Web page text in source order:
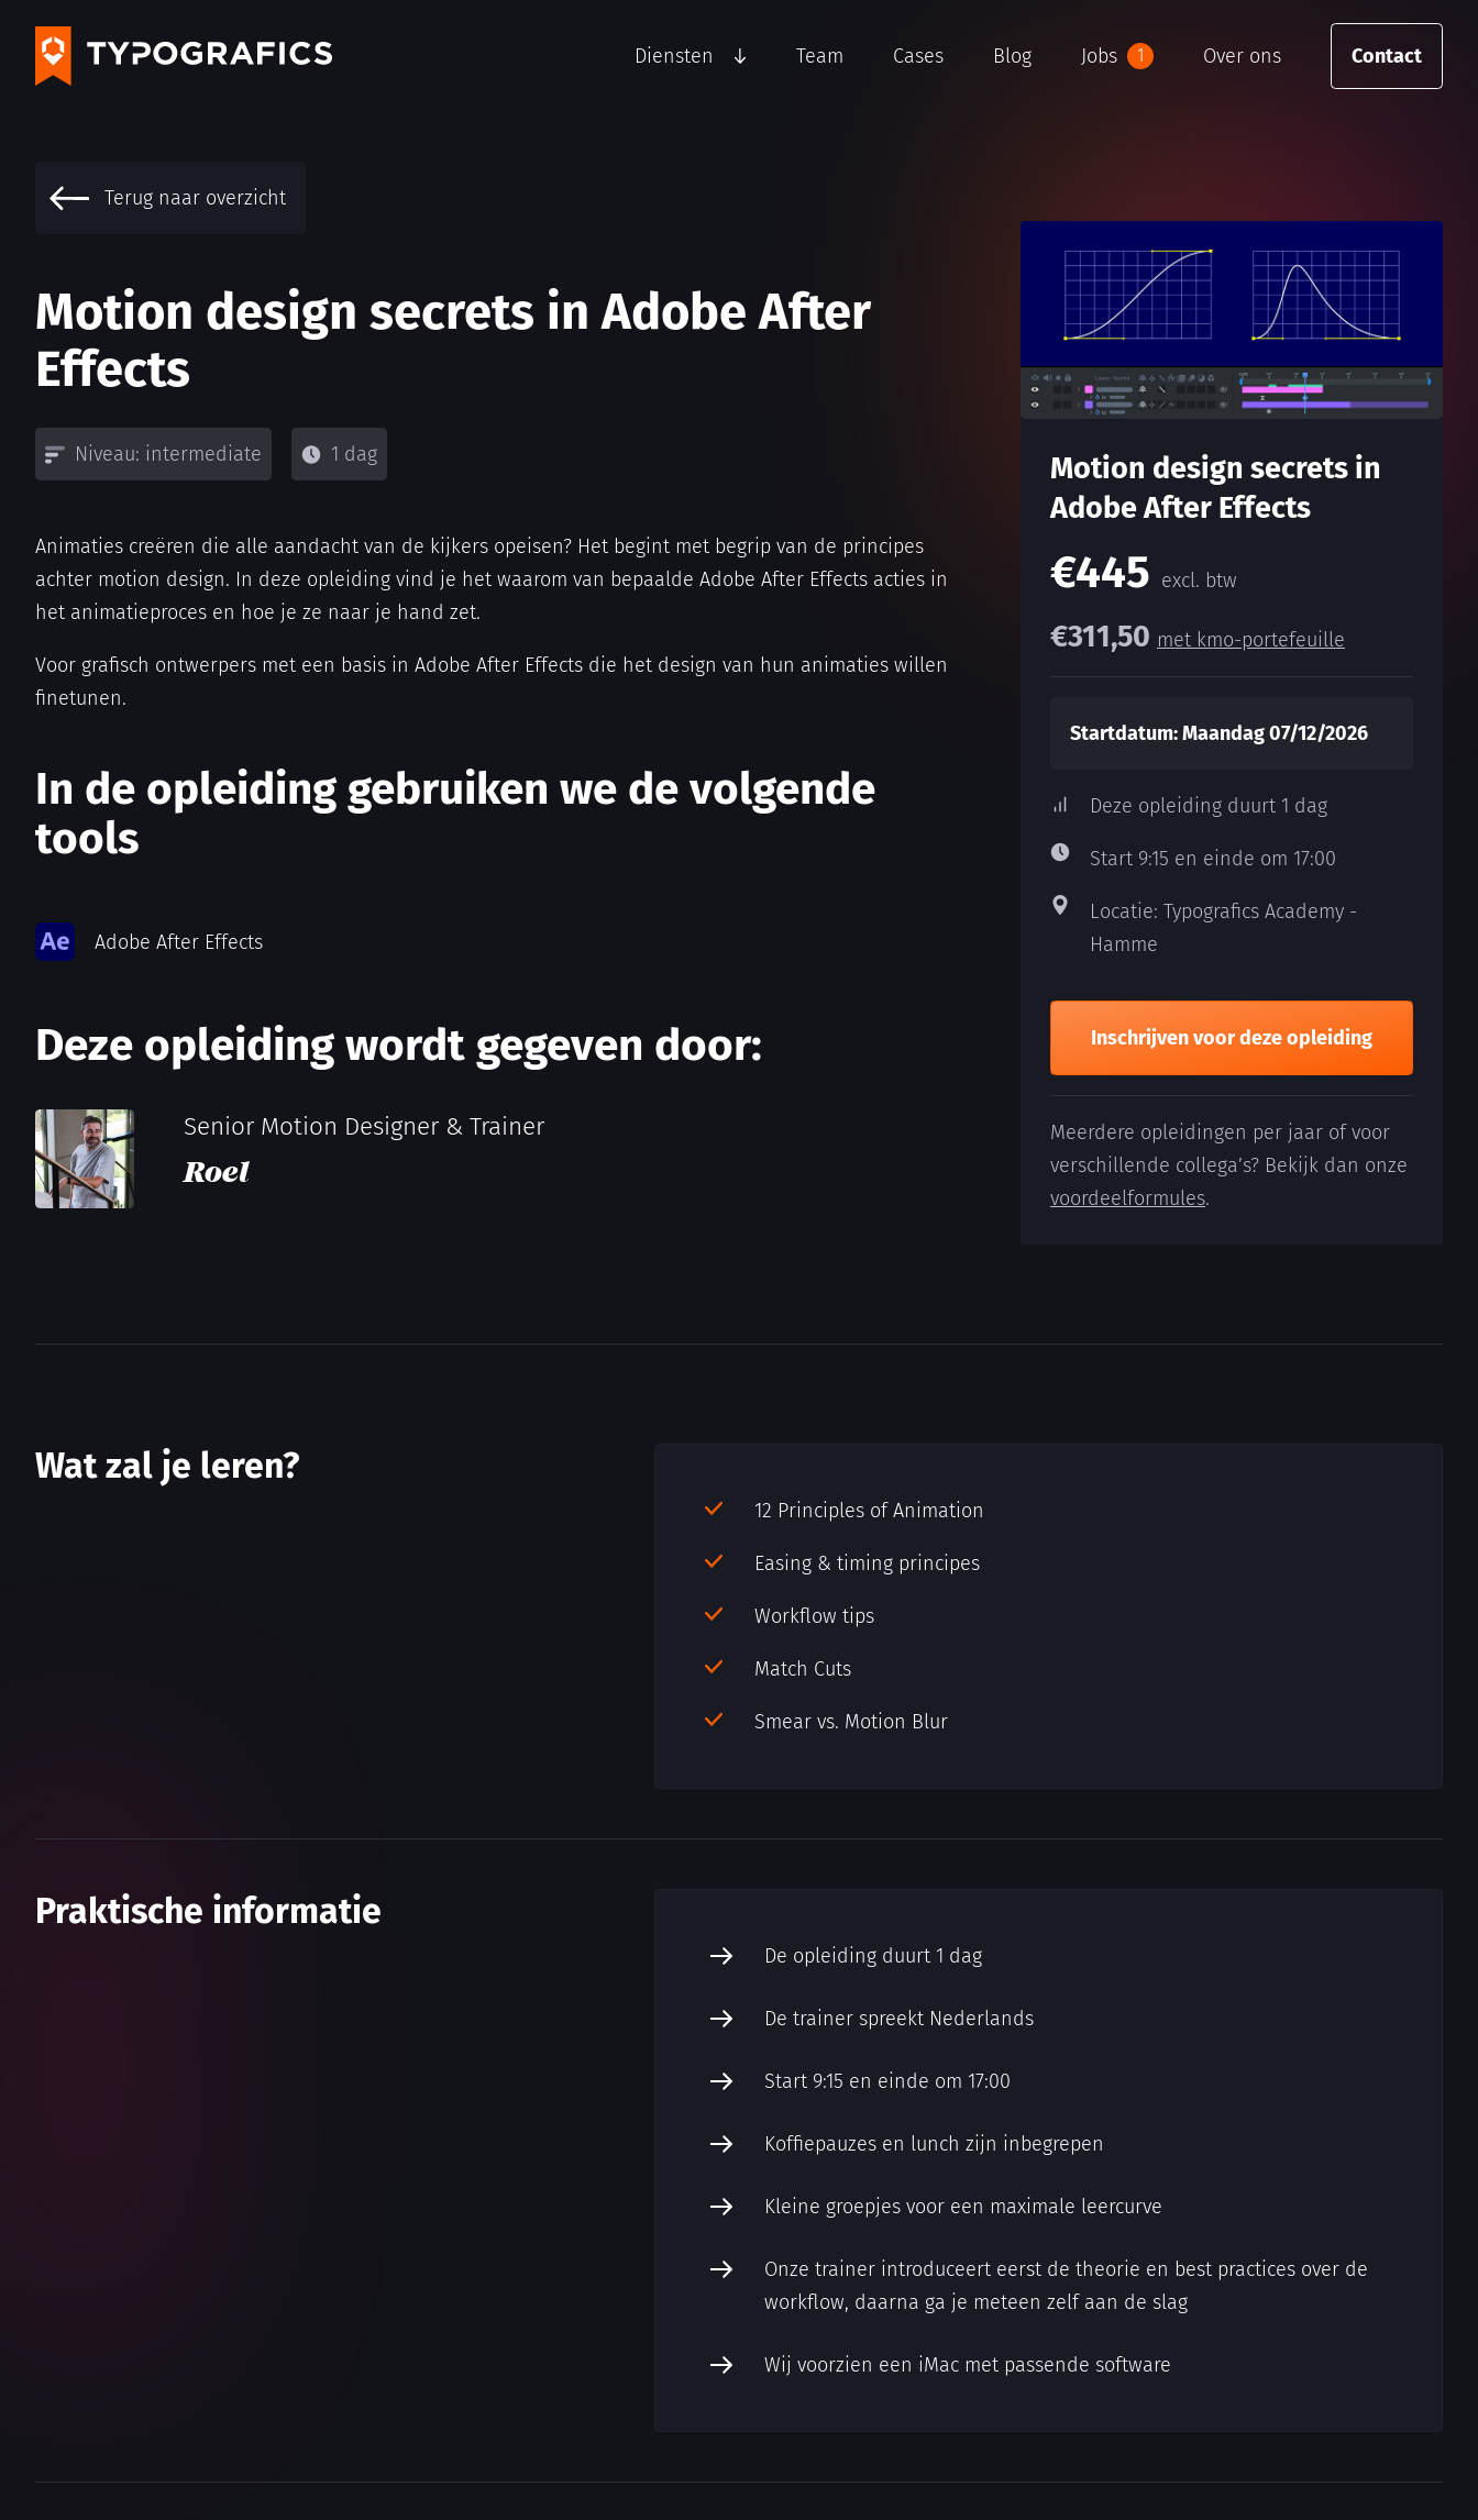
Diensten Team Cases Blog Jobs 1 Over ons Contact
Terug naar overzicht
Motion design secrets in Adobe After
Effects
Niveau: intermediate 1 dag
Animaties creëren die alle aandacht van de kijkers opeisen? Het begint met begrip van de principes
achter motion design. In deze opleiding vind je het waarom van bepaalde Adobe After Effects acties in
het animatieproces en hoe je ze naar je hand zet.
Voor grafisch ontwerpers met een basis in Adobe After Effects die het design van hun animaties willen
finetunen.
In de opleiding gebruiken we de volgende
tools
Adobe After Effects
Deze opleiding wordt gegeven door:
Senior Motion Designer & Trainer
Roel
Motion design secrets in
Adobe After Effects
€445 excl. btw
€311,50 met kmo-portefeuille
Startdatum: Maandag 07/12/2026
Deze opleiding duurt 1 dag
Start 9:15 en einde om 17:00
Locatie: Typografics Academy -
Hamme
Inschrijven voor deze opleiding
Meerdere opleidingen per jaar of voor
verschillende collega’s? Bekijk dan onze
voordeelformules.
Wat zal je leren?
12 Principles of Animation
Easing & timing principes
Workflow tips
Match Cuts
Smear vs. Motion Blur
Praktische informatie
De opleiding duurt 1 dag
De trainer spreekt Nederlands
Start 9:15 en einde om 17:00
Koffiepauzes en lunch zijn inbegrepen
Kleine groepjes voor een maximale leercurve
Onze trainer introduceert eerst de theorie en best practices over de
workflow, daarna ga je meteen zelf aan de slag
Wij voorzien een iMac met passende software